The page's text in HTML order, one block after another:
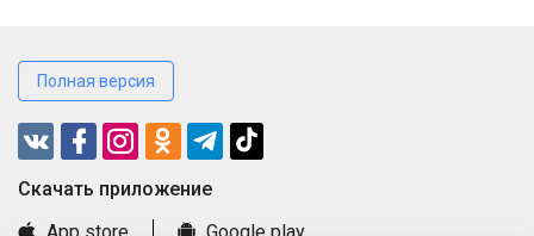
Полная версия
Cкачать приложение
App store
Google play